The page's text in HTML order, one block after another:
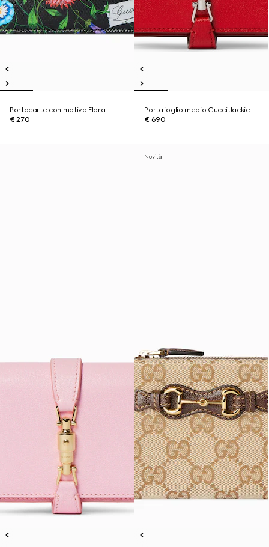
Portacarte con motivo Flora
€ 270
Portafoglio medio Gucci Jackie
€ 690
Novità